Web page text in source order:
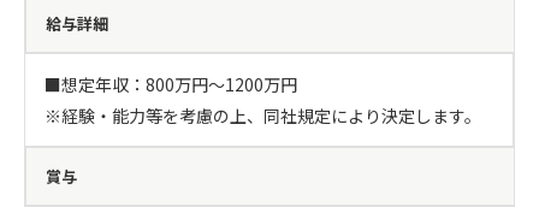
給与詳細
■想定年収：800万円〜1200万円
※経験・能力等を考慮の上、同社規定により決定します。
賞与